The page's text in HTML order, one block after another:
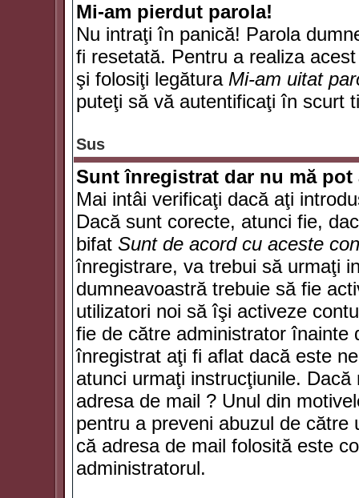
Mi-am pierdut parola!
Nu intraţi în panică! Parola
fi resetată. Pentru a realiza
şi folosiţi legătura Mi-am uitat
puteţi să vă autentificaţi în scurt
Sus
Sunt înregistrat dar nu mă
Mai intâi verificaţi dacă aţi
Dacă sunt corecte, atunci fie,
bifat Sunt de acord cu aceste
înregistrare, va trebui să urmaţi
dumneavoastră trebuie să fie
utilizatori noi să îşi activeze
fie de către administrator înainte
înregistrat aţi fi aflat dacă este
atunci urmaţi instrucţiunile.
adresa de mail ? Unul din
pentru a preveni abuzul de către
că adresa de mail folosită este
administratorul.